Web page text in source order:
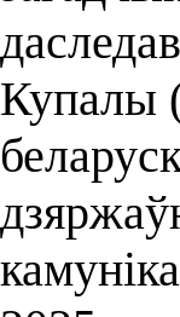
Купалы